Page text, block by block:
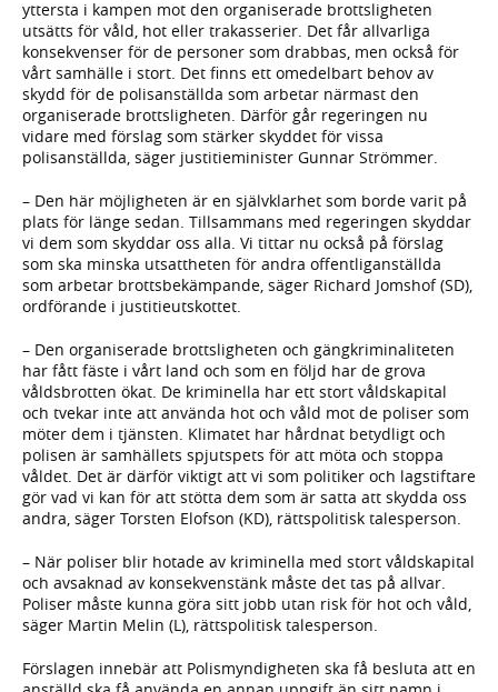
yttersta i kampen mot den organiserade brottsligheten
utsätts för våld, hot eller trakasserier. Det får allvarliga
konsekvenser för de personer som drabbas, men också för
vårt samhälle i stort. Det finns ett omedelbart behov av
skydd för de polisanställda som arbetar närmast den
organiserade brottsligheten. Därför går regeringen nu
vidare med förslag som stärker skyddet för vissa
polisanställda, säger justitieminister Gunnar Strömmer.
– Den här möjligheten är en självklarhet som borde varit på
plats för länge sedan. Tillsammans med regeringen skyddar
vi dem som skyddar oss alla. Vi tittar nu också på förslag
som ska minska utsattheten för andra offentliganställda
som arbetar brottsbekämpande, säger Richard Jomshof (SD),
ordförande i justitieutskottet.
– Den organiserade brottsligheten och gängkriminaliteten
har fått fäste i vårt land och som en följd har de grova
våldsbrotten ökat. De kriminella har ett stort våldskapital
och tvekar inte att använda hot och våld mot de poliser som
möter dem i tjänsten. Klimatet har hårdnat betydligt och
polisen är samhällets spjutspets för att möta och stoppa
våldet. Det är därför viktigt att vi som politiker och lagstiftare
gör vad vi kan för att stötta dem som är satta att skydda oss
andra, säger Torsten Elofson (KD), rättspolitisk talesperson.
– När poliser blir hotade av kriminella med stort våldskapital
och avsaknad av konsekvenstänk måste det tas på allvar.
Poliser måste kunna göra sitt jobb utan risk för hot och våld,
säger Martin Melin (L), rättspolitisk talesperson.
Förslagen innebär att Polismyndigheten ska få besluta att en